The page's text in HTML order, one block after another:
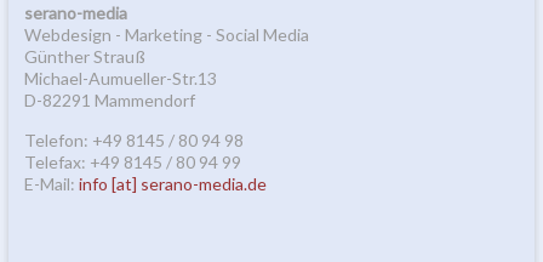
serano-media
Webdesign - Marketing - Social Media
Günther Strauß
Michael-Aumueller-Str.13
D-82291 Mammendorf
Telefon: +49 8145 / 80 94 98
Telefax: +49 8145 / 80 94 99
E-Mail: info [at] serano-media.de